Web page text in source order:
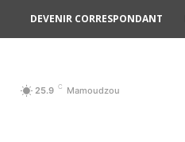
DEVENIR CORRESPONDANT
25.9 C Mamoudzou